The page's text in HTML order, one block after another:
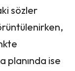
sözler
planında ise